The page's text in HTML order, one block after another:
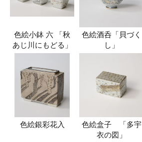
色絵小鉢 六 「秋
あじ川にもどる」
色絵酒呑「貝づく
し」
色絵銀彩花入
色絵盒子 「多宇
衣の図」